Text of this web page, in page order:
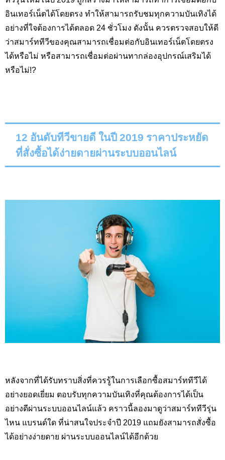
อินเทอร์เน็ตได้โดยตรง ทำให้สามารถรับชมทุกความบันเทิงได้
อย่างที่ใจต้องการได้ตลอด 24 ชั่วโมง ดังนั้น ควรตรวจสอบให้ดี
ว่าสมาร์ททีวีของคุณสามารถเชื่อมต่อกับอินเทอร์เน็ตโดยตรง
ได้หรือไม่ หรือสามารถเชื่อมต่อผ่านทากล่องอุปกรณ์เสริมได้
หรือไม่!?
12 อันดับทีวีขายดี ในปี 2019 ราคาประหยัด
ที่สั่งซื้อได้ง่ายดายผ่านระบบออนไลน์
หลังจากที่ได้รับทราบสิ่งที่ควรรู้ในการเลือกซื้อสมาร์ททีวีได้
อย่างยอดเยี่ยม ตอบรับทุกความบันเทิงที่คุณต้องการได้เป็น
อย่างดีผ่านระบบออนไลน์แล้ว คราวนี้ลองมาดูว่าสมาร์ททีวีรุ่น
ไหน แบรนด์ใด ที่น่าสนใจประจำปี 2019 แถมยังสามารถสั่งซื้อ
ได้อย่างง่ายดาย ผ่านระบบออนไลน์ได้อีกด้วย